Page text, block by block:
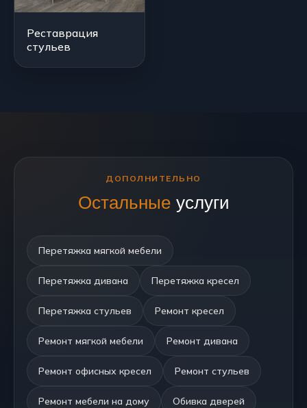
Реставрация
стульев
ДОПОЛНИТЕЛЬНО
Остальныеуслуги
Перетяжка мягкой мебели
Перетяжка дивана Перетяжка кресел
Перетяжка стульев Ремонт кресел
Ремонт мягкой мебели Ремонт дивана
Ремонт офисных кресел Ремонт стульев
Ремонт мебели на дому Обивка дверей